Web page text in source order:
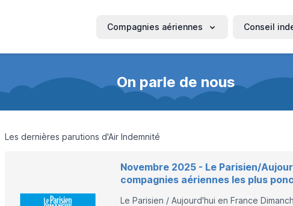
Compagnies aériennes Conseil
On parle de nous
Les dernières parutions d'Air Indemnité
Novembre 2025 - Le Parisien/
compagnies aériennes les plus
Le Parisien / Aujourd'hui en France